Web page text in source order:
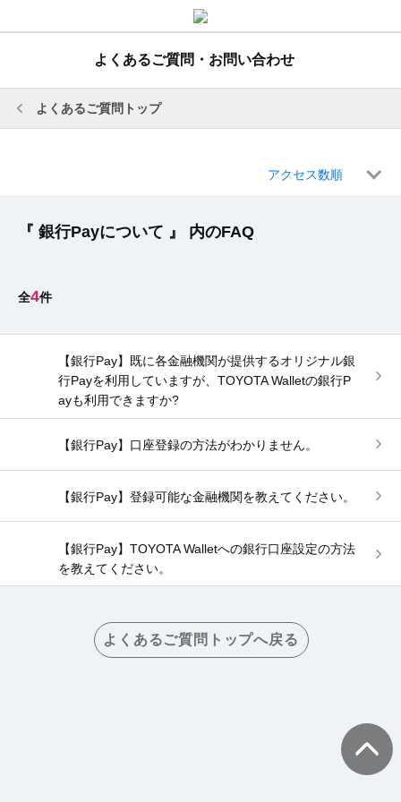
よくあるご質問・お問い合わせ
よくあるご質問トップ
アクセス数順
『 銀行Payについて 』 内のFAQ
4
【銀行Pay】既に各金融機関が提供するオリジナル銀
行Payを利用していますが、TOYOTA Walletの銀行P
ayも利用できますか?
【銀行Pay】口座登録の方法がわかりません。
【銀行Pay】登録可能な金融機関を教えてください。
【銀行Pay】TOYOTA Walletへの銀行口座設定の方法
を教えてください。
よくあるご質問トップへ戻る